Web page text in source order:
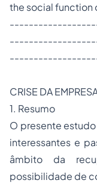
the social function
CRISE DA
1. Resumo
O presente
interessantes e
âmbito da
possibilidade de